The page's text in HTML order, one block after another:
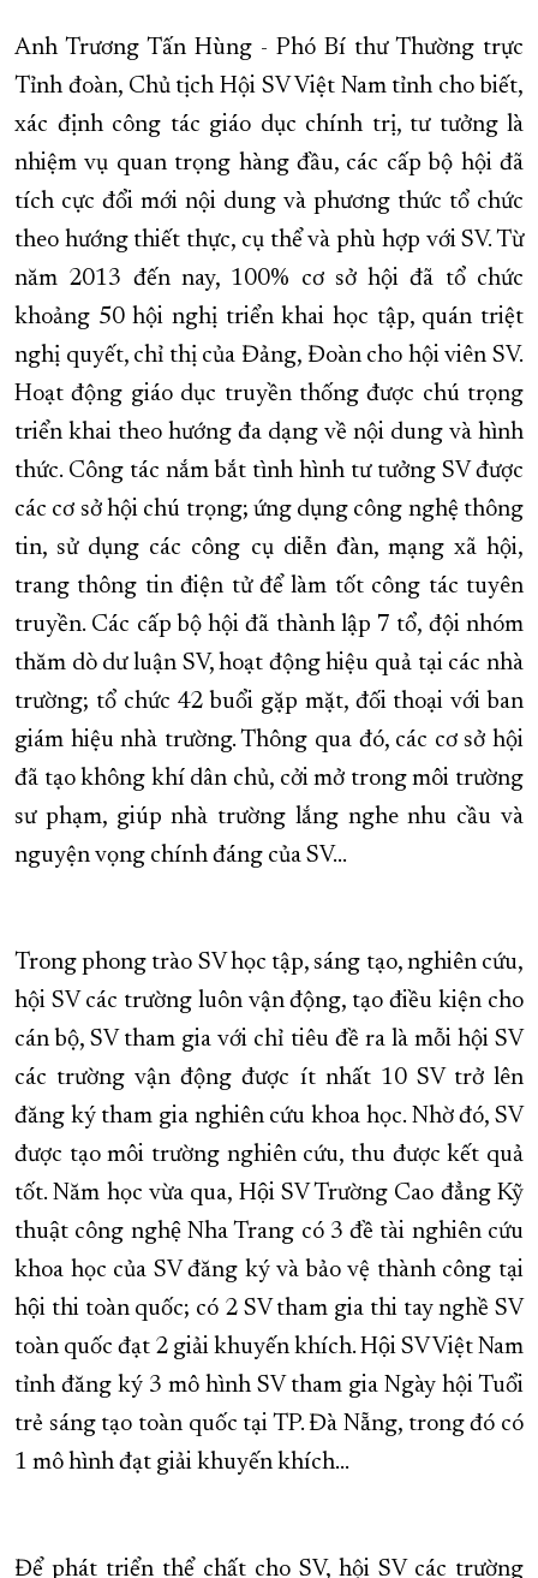
Anh Trương Tấn Hùng - Phó Bí thư Thường trực
Tỉnh đoàn, Chủ tịch Hội SV Việt Nam tỉnh cho biết,
xác định công tác giáo dục chính trị, tư tưởng là
nhiệm vụ quan trọng hàng đầu, các cấp bộ hội đã
tích cực đổi mới nội dung và phương thức tổ chức
theo hướng thiết thực, cụ thể và phù hợp với SV. Từ
năm 2013 đến nay, 100% cơ sở hội đã tổ chức
khoảng 50 hội nghị triển khai học tập, quán triệt
nghị quyết, chỉ thị của Đảng, Đoàn cho hội viên SV.
Hoạt động giáo dục truyền thống được chú trọng
triển khai theo hướng đa dạng về nội dung và hình
thức. Công tác nắm bắt tình hình tư tưởng SV được
các cơ sở hội chú trọng; ứng dụng công nghệ thông
tin, sử dụng các công cụ diễn đàn, mạng xã hội,
trang thông tin điện tử để làm tốt công tác tuyên
truyền. Các cấp bộ hội đã thành lập 7 tổ, đội nhóm
thăm dò dư luận SV, hoạt động hiệu quả tại các nhà
trường; tổ chức 42 buổi gặp mặt, đối thoại với ban
giám hiệu nhà trường. Thông qua đó, các cơ sở hội
đã tạo không khí dân chủ, cởi mở trong môi trường
sư phạm, giúp nhà trường lắng nghe nhu cầu và
nguyện vọng chính đáng của SV...
Trong phong trào SV học tập, sáng tạo, nghiên cứu,
hội SV các trường luôn vận động, tạo điều kiện cho
cán bộ, SV tham gia với chỉ tiêu đề ra là mỗi hội SV
các trường vận động được ít nhất 10 SV trở lên
đăng ký tham gia nghiên cứu khoa học. Nhờ đó, SV
được tạo môi trường nghiên cứu, thu được kết quả
tốt. Năm học vừa qua, Hội SV Trường Cao đẳng Kỹ
thuật công nghệ Nha Trang có 3 đề tài nghiên cứu
khoa học của SV đăng ký và bảo vệ thành công tại
hội thi toàn quốc; có 2 SV tham gia thi tay nghề SV
toàn quốc đạt 2 giải khuyến khích. Hội SV Việt Nam
tỉnh đăng ký 3 mô hình SV tham gia Ngày hội Tuổi
trẻ sáng tạo toàn quốc tại TP. Đà Nẵng, trong đó có
1 mô hình đạt giải khuyến khích...
Để phát triển thể chất cho SV, hội SV các trường